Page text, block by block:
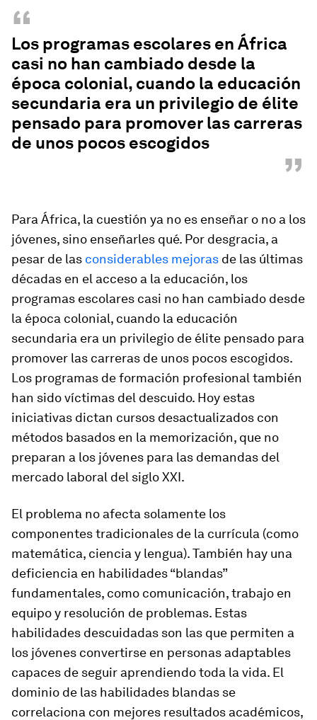
“
Los programas escolares en África
casi no han cambiado desde la
época colonial, cuando la educación
secundaria era un privilegio de élite
pensado para promover las carreras
de unos pocos escogidos
”
Para África, la cuestión ya no es enseñar o no a los
jóvenes, sino enseñarles qué. Por desgracia, a
pesar de las considerables mejoras de las últimas
décadas en el acceso a la educación, los
programas escolares casi no han cambiado desde
la época colonial, cuando la educación
secundaria era un privilegio de élite pensado para
promover las carreras de unos pocos escogidos.
Los programas de formación profesional también
han sido víctimas del descuido. Hoy estas
iniciativas dictan cursos desactualizados con
métodos basados en la memorización, que no
preparan a los jóvenes para las demandas del
mercado laboral del siglo XXI.
El problema no afecta solamente los
componentes tradicionales de la currícula (como
matemática, ciencia y lengua). También hay una
deficiencia en habilidades “blandas”
fundamentales, como comunicación, trabajo en
equipo y resolución de problemas. Estas
habilidades descuidadas son las que permiten a
los jóvenes convertirse en personas adaptables
capaces de seguir aprendiendo toda la vida. El
dominio de las habilidades blandas se
correlaciona con mejores resultados académicos,